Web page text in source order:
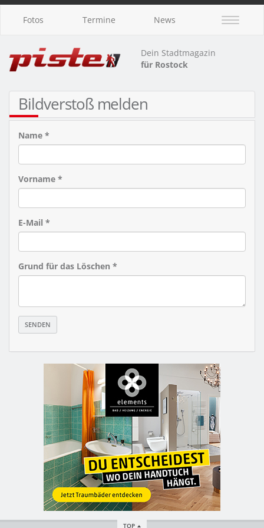
Fotos Termine News
Dein Stadtmagazin
für Rostock
Bildverstoß melden
Name *
Vorname *
E-Mail *
Grund für das Löschen *
TOP